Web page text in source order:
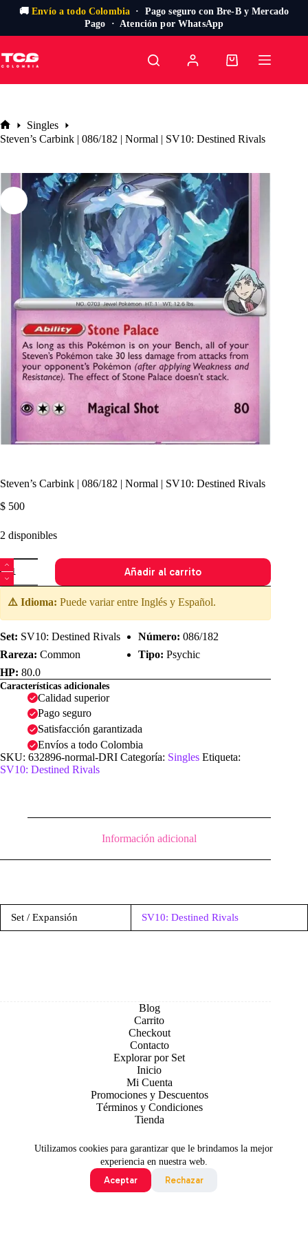
🚚Envío a todo Colombia · Pago seguro con Bre-B y Mercado
Pago · Atención por WhatsApp
al
contenido
Utilizamos cookies para garantizar que le brindamos la mejor
experiencia en nuestra web.
Aceptar
Rechazar
Carro
Inicio
Singles
Steven’s Carbink | 086/182 | Normal | SV10: Destined Rivals
Steven’s Carbink | 086/182 | Normal | SV10: Destined Rivals
$ 500
2 disponibles
Steven's
Carbink
|
086/182
Normal
|
Destined
Rivals
cantidad
Añadir al carrito
⚠️ Idioma: Puede variar entre Inglés y Español.
Set: SV10: Destined Rivals Número: 086/182
Rareza: Common Tipo: Psychic
HP: 80.0
Características adicionales
Calidad superior
Pago seguro
Satisfacción garantizada
Envíos a todo Colombia
SKU: 632896-normal-DRI Categoría: Singles Etiqueta:
SV10: Destined Rivals
Información adicional
Set / Expansión SV10: Destined Rivals
Blog
Carrito
Checkout
Contacto
Explorar por Set
Inicio
Mi Cuenta
Promociones y Descuentos
Términos y Condiciones
Tienda
Todo contenido original es sujeto de Copyright © 2026 TCG